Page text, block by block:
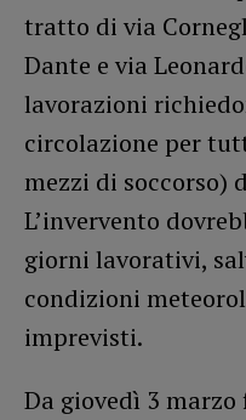
tratto di via
Dante e via
lavorazioni
circolazione per
mezzi di soccorso)
L’invervento
giorni lavorativi,
condizioni
imprevisti.
Da giovedì 3